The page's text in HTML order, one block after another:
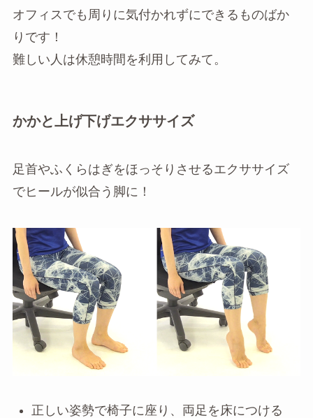
オフィスでも周りに気付かれずにできるものばか
りです！
難しい人は休憩時間を利用してみて。
かかと上げ下げエクササイズ
足首やふくらはぎをほっそりさせるエクササイズ
でヒールが似合う脚に！
正しい姿勢で椅子に座り、両足を床につける